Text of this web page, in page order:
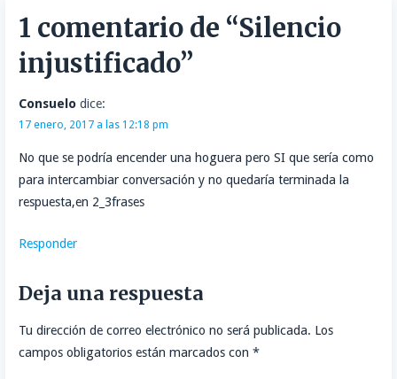
entradas
1 comentario de “Silencio
injustificado”
Consuelo dice:
17 enero, 2017 a las 12:18 pm
No que se podría encender una hoguera pero SI que sería como
para intercambiar conversación y no quedaría terminada la
respuesta,en 2_3frases
Responder
Deja una respuesta
Tu dirección de correo electrónico no será publicada. Los
campos obligatorios están marcados con *